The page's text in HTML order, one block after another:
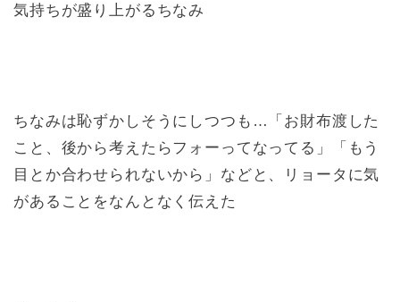
気持ちが盛り上がるちなみ
ちなみは恥ずかしそうにしつつも…「お財布渡した
こと、後から考えたらフォーってなってる」「もう
目とか合わせられないから」などと、リョータに気
があることをなんとなく伝えた